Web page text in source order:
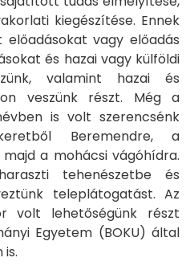
kiegészítése. Ennek
vagy előadás
és hazai vagy külföldi
valamint hazai és
veszünk részt. Még a
is volt szerencsénk
Beremendre, a
a mohácsi vágóhídra.
tehenészetbe és
teleplátogatást. Az
volt lehetőségünk részt
Egyetem (BOKU) által